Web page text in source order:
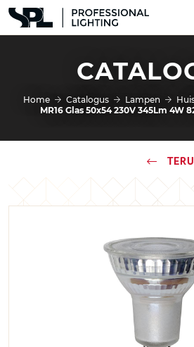
Home Catalogus Lampen
MR16 Glas 50x54 230V 345Lm 4W